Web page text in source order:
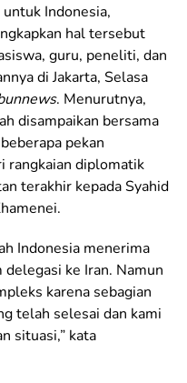
Indonesia,
hal tersebut
guru, peneliti, dan
di Jakarta, Selasa
. Menurutnya,
disampaikan bersama
pekan
rangkaian diplomatik
terakhir kepada Syahid
Indonesia menerima
ke Iran. Namun
karena sebagian
telah selesai dan kami
situasi,” kata